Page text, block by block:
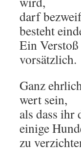
darf
besteht
Ein
vorsätzlich.
Ganz
wert sein,
als dass ihr
einige
zu